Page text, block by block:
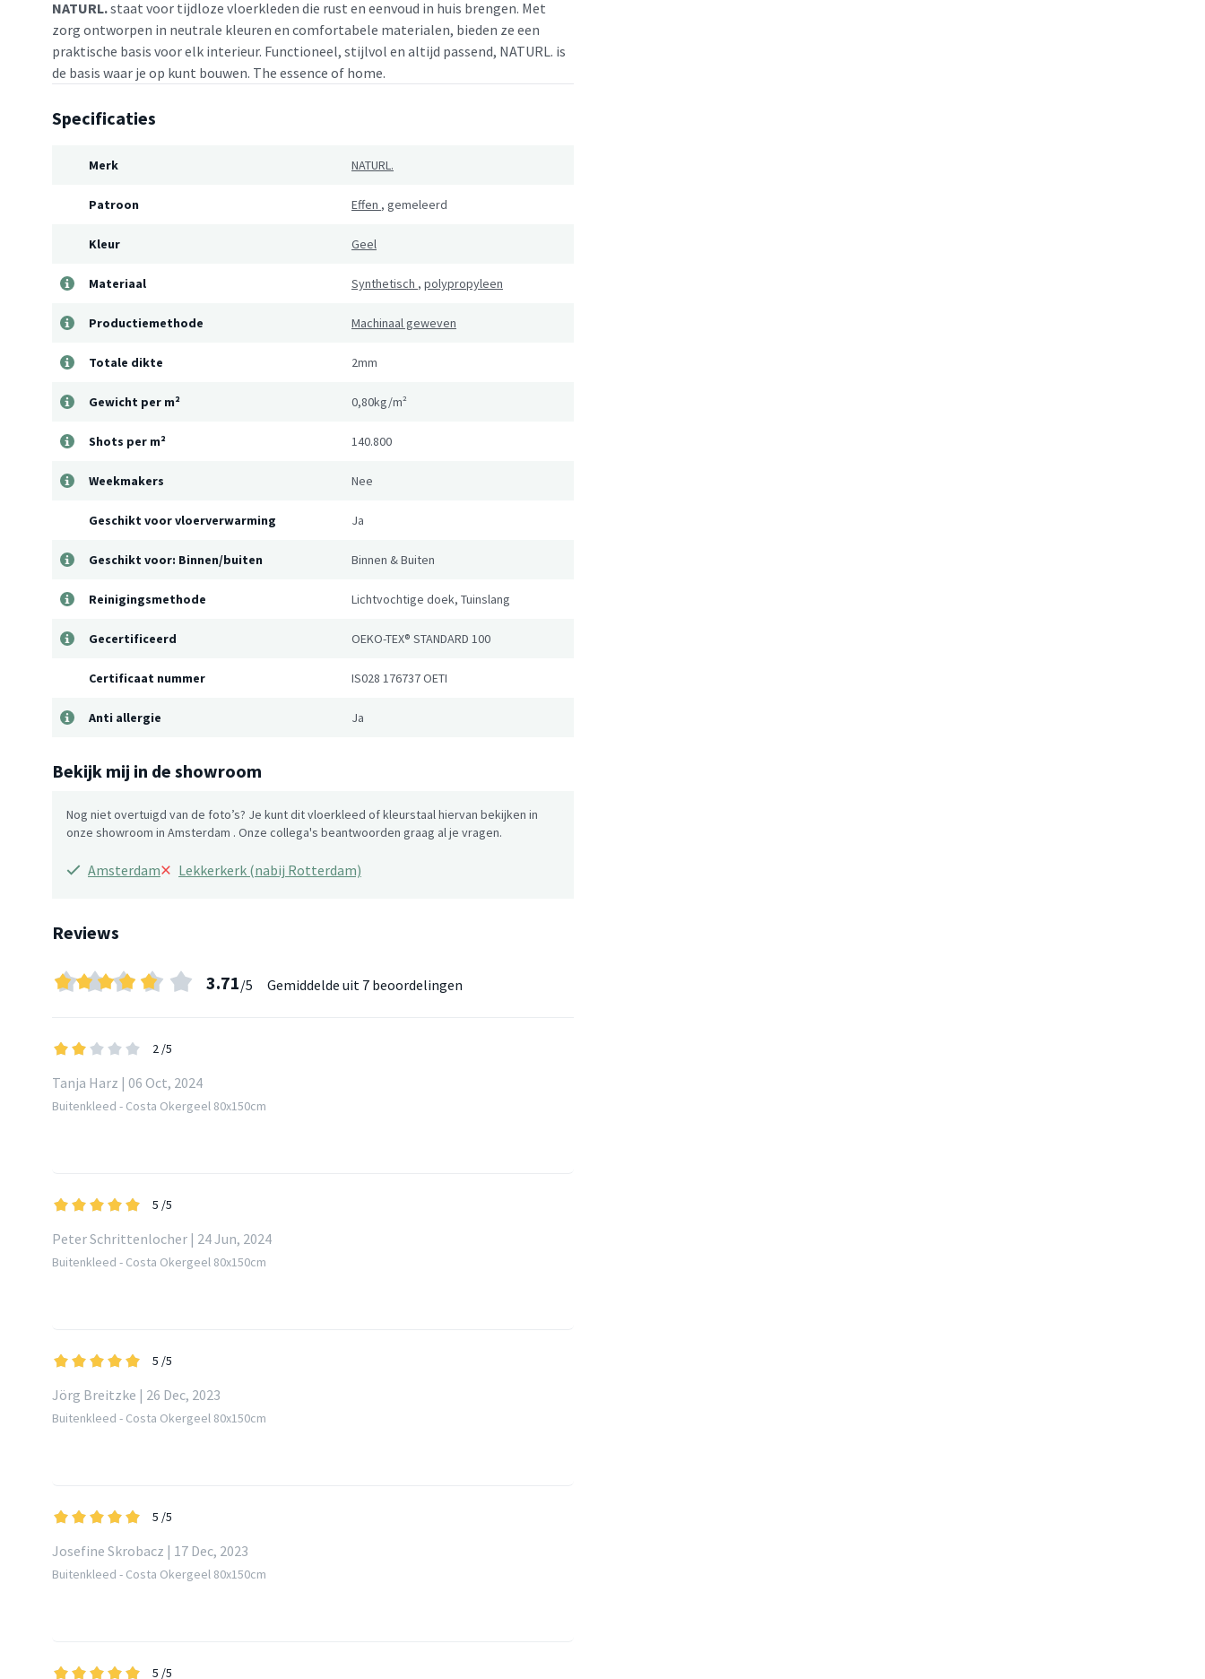
NATURL.staat voor tijdloze vloerkleden die rust en eenvoud in huis brengen. Met
zorg ontworpen in neutrale kleuren en comfortabele materialen, bieden ze een
praktische basis voor elk interieur. Functioneel, stijlvol en altijd passend, NATURL. is
de basis waar je op kunt bouwen. The essence of home.
Specificaties
Merk NATURL.
Patroon Effen , gemeleerd
Kleur Geel
Materiaal Synthetisch , polypropyleen
Productiemethode Machinaal geweven
Totale dikte 2mm
Gewicht per m² 0,80kg/m²
Shots per m² 140.800
Weekmakers Nee
Geschikt voor vloerverwarming Ja
Geschikt voor: Binnen/buiten Binnen & Buiten
Reinigingsmethode Lichtvochtige doek, Tuinslang
Gecertificeerd OEKO-TEX® STANDARD 100
Certificaat nummer IS028 176737 OETI
Anti allergie Ja
Bekijk mij in de showroom
Nog niet overtuigd van de foto’s? Je kunt dit vloerkleed of kleurstaal hiervan bekijken in
onze showroom in Amsterdam . Onze collega's beantwoorden graag al je vragen.
Amsterdam× Lekkerkerk (nabij Rotterdam)
Reviews
3.71/5 Gemiddelde uit 7 beoordelingen
2 /5
Tanja Harz | 06 Oct, 2024
Buitenkleed - Costa Okergeel 80x150cm
5 /5
Peter Schrittenlocher | 24 Jun, 2024
Buitenkleed - Costa Okergeel 80x150cm
5 /5
Jörg Breitzke | 26 Dec, 2023
Buitenkleed - Costa Okergeel 80x150cm
5 /5
Josefine Skrobacz | 17 Dec, 2023
Buitenkleed - Costa Okergeel 80x150cm
5 /5